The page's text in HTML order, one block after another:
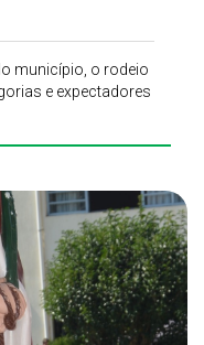
município, o rodeio
e expectadores